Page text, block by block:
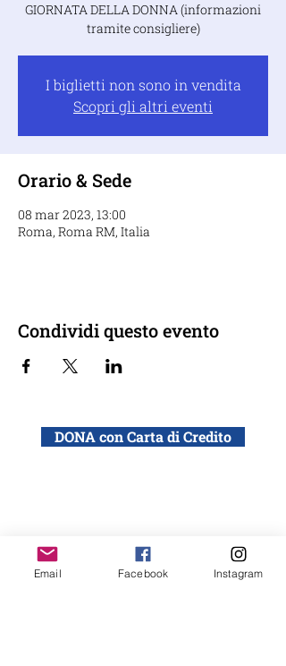
GIORNATA DELLA DONNA (informazioni
tramite consigliere)
I biglietti non sono in vendita
Scopri gli altri eventi
Orario & Sede
08 mar 2023, 13:00
Roma, Roma RM, Italia
Condividi questo evento
DONA con Carta di Credito
Email Facebook Instagram